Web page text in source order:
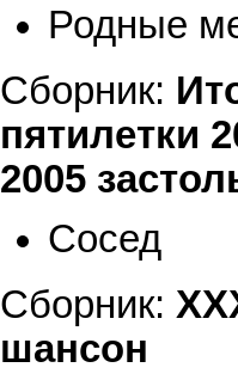
Родные
Сборник:
пятилетки
2005
Сосед
Сборник:
шансон